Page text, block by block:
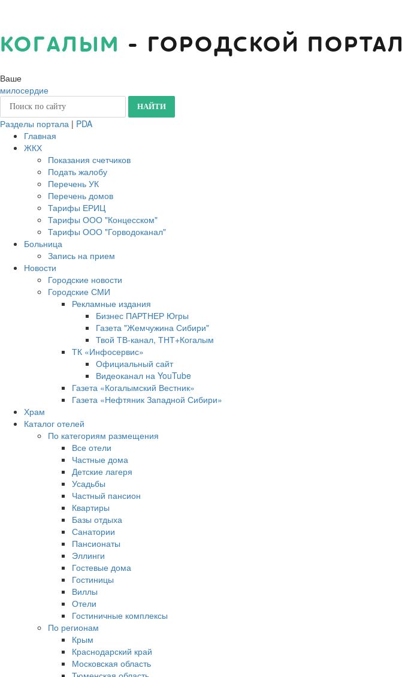
КОГАЛЫМ - ГОРОДСКОЙ ПОРТАЛ
Ваше
милосердие
Разделы портала | PDA
Главная
ЖКХ
Показания счетчиков
Подать жалобу
Перечень УК
Перечень домов
Тарифы ЕРИЦ
Тарифы ООО "Концесском"
Тарифы ООО "Горводоканал"
Больница
Запись на прием
Новости
Городские новости
Городские СМИ
Рекламные издания
Бизнес ПАРТНЕР Югры
Газета "Жемчужина Сибири"
Твой ТВ-канал, ТНТ+Когалым
ТК «Инфосервис»
Официальный сайт
Видеоканал на YouTube
Газета «Когалымский Вестник»
Газета «Нефтяник Западной Сибири»
Храм
Каталог отелей
По категориям размещения
Все отели
Частные дома
Детские лагеря
Усадьбы
Частный пансион
Квартиры
Базы отдыха
Санатории
Пансионаты
Эллинги
Гостевые дома
Гостиницы
Виллы
Отели
Гостиничные комплексы
По регионам
Крым
Краснодарский край
Московская область